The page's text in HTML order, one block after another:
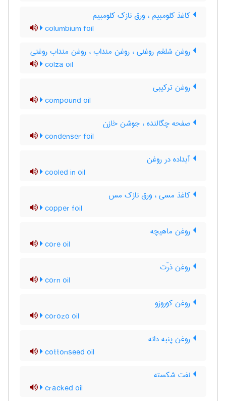
کاغذ کلومبیم ، ورق نازک کلومبیم
columbium foil
روغن شلغم روغنی ، روغن منداب ، روغن منداب روغنی
colza oil
روغن ترکیبی
compound oil
صفحه چگالنده ، جوشن خازن
condenser foil
آبداده در روغن
cooled in oil
کاغذ مسی ، ورق نازک مس
copper foil
روغن ماهیچه
core oil
روغن ذرّت
corn oil
روغن کوروزو
corozo oil
روغن پنبه دانه
cottonseed oil
نفت شکسته
cracked oil